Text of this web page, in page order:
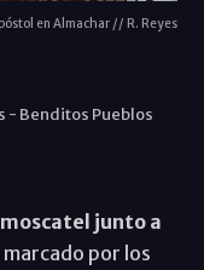
en Almachar // R. Reyes
- Benditos Pueblos
junto a
marcado por los